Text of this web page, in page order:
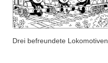
Drei befreundete Lokomotiven